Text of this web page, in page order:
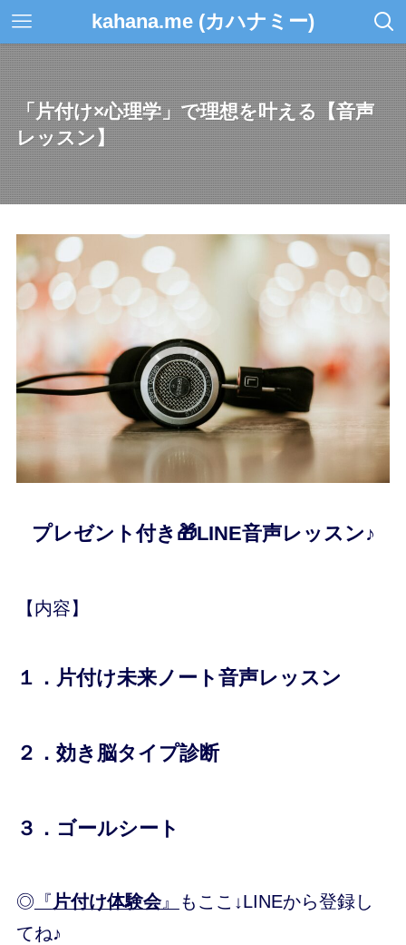
kahana.me (カハナミー)
「片付け×心理学」で理想を叶える【音声
レッスン】
プレゼント付き🎁LINE音声レッスン♪
【内容】
１．片付け未来ノート音声レッスン
２．効き脳タイプ診断
３．ゴールシート
◎ 『片付け体験会』
もここ↓LINEから登録し
てね♪